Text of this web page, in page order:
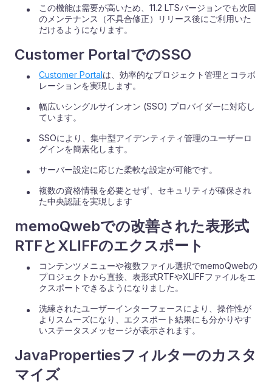
この機能は需要が高いため、11.2 LTSバージョンでも次回
のメンテナンス（不具合修正）リリース後にご利用いた
だけるようになります。
Customer PortalでのSSO
Customer Portalは、効率的なプロジェクト管理とコラボ
レーションを実現します。
幅広いシングルサインオン (SSO) プロバイダーに対応し
ています。
SSOにより、集中型アイデンティティ管理のユーザーロ
グインを簡素化します。
サーバー設定に応じた柔軟な設定が可能です。
複数の資格情報を必要とせず、セキュリティが確保され
た中央認証を実現します
memoQwebでの改善された表形式
RTFとXLIFFのエクスポート
コンテンツメニューや複数ファイル選択でmemoQwebの
プロジェクトから直接、表形式RTFやXLIFFファイルをエ
クスポートできるようになりました。
洗練されたユーザーインターフェースにより、操作性が
よりスムーズになり、エクスポート結果にも分かりやす
いステータスメッセージが表示されます。
JavaPropertiesフィルターのカスタ
マイズ